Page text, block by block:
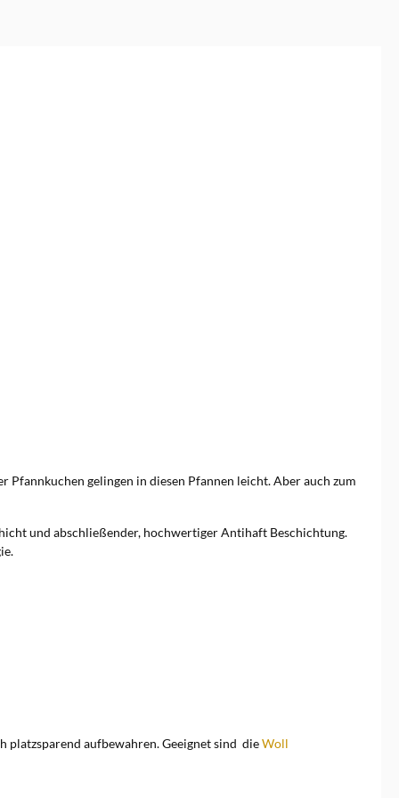
gelingen in diesen Pfannen leicht. Aber auch zum
und abschließender, hochwertiger Antihaft Beschichtung.
platzsparend aufbewahren. Geeignet sind dieWoll